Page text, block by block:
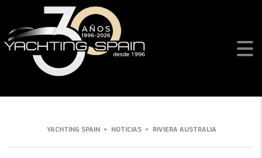
RIVIERA AUSTRALIA
YACHTING SPAIN > NOTICIAS > RIVIERA AUSTRALIA